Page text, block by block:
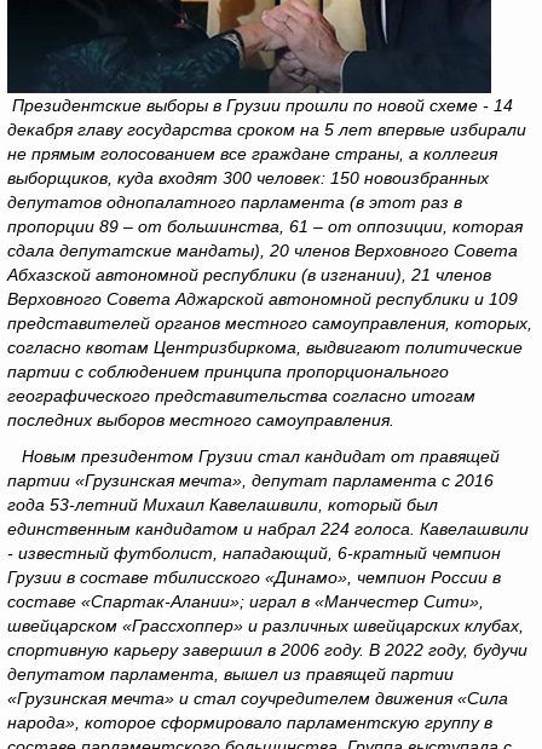
Президентские выборы в Грузии прошли по новой схеме - 14
декабря главу государства сроком на 5 лет впервые избирали
не прямым голосованием все граждане страны, а коллегия
выборщиков, куда входят 300 человек: 150 новоизбранных
депутатов однопалатного парламента (в этот раз в
пропорции 89 – от большинства, 61 – от оппозиции, которая
сдала депутатские мандаты), 20 членов Верховного Совета
Абхазской автономной республики (в изгнании), 21 членов
Верховного Совета Аджарской автономной республики и 109
представителей органов местного самоуправления, которых,
согласно квотам Центризбиркома, выдвигают политические
партии с соблюдением принципа пропорционального
географического представительства согласно итогам
последних выборов местного самоуправления.
Новым президентом Грузии стал кандидат от правящей
партии «Грузинская мечта», депутат парламента с 2016
года 53-летний Михаил Кавелашвили, который был
единственным кандидатом и набрал 224 голоса. Кавелашвили
- известный футболист, нападающий, 6-кратный чемпион
Грузии в составе тбилисского «Динамо», чемпион России в
составе «Спартак-Алании»; играл в «Манчестер Сити»,
швейцарском «Грассхоппер» и различных швейцарских клубах,
спортивную карьеру завершил в 2006 году. В 2022 году, будучи
депутатом парламента, вышел из правящей партии
«Грузинская мечта» и стал соучредителем движения «Сила
народа», которое сформировало парламентскую группу в